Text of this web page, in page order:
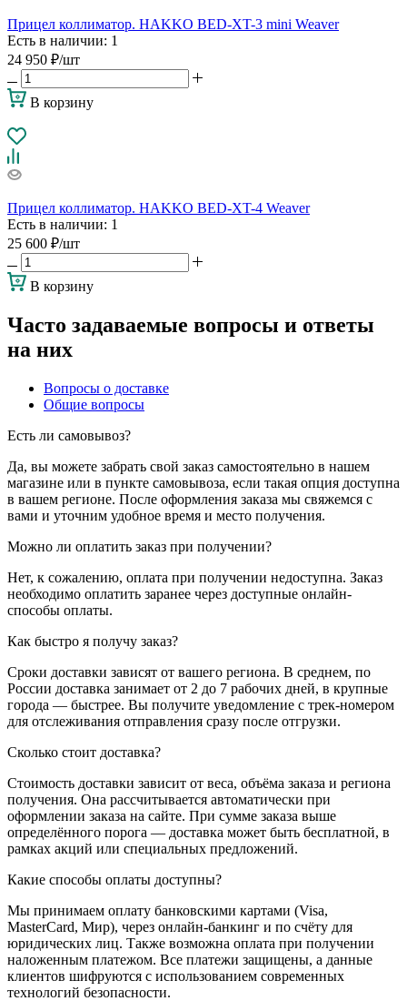
Прицел коллиматор. HAKKO BED-XT-3 mini Weaver
Есть в наличии: 1
24 950 ₽/шт
В корзину
Прицел коллиматор. HAKKO BED-XT-4 Weaver
Есть в наличии: 1
25 600 ₽/шт
В корзину
Часто задаваемые вопросы и ответы
на них
Вопросы о доставке
Общие вопросы
Есть ли самовывоз?
Да, вы можете забрать свой заказ самостоятельно в нашем
магазине или в пункте самовывоза, если такая опция доступна
в вашем регионе. После оформления заказа мы свяжемся с
вами и уточним удобное время и место получения.
Можно ли оплатить заказ при получении?
Нет, к сожалению, оплата при получении недоступна. Заказ
необходимо оплатить заранее через доступные онлайн-
способы оплаты.
Как быстро я получу заказ?
Сроки доставки зависят от вашего региона. В среднем, по
России доставка занимает от 2 до 7 рабочих дней, в крупные
города — быстрее. Вы получите уведомление с трек-номером
для отслеживания отправления сразу после отгрузки.
Сколько стоит доставка?
Стоимость доставки зависит от веса, объёма заказа и региона
получения. Она рассчитывается автоматически при
оформлении заказа на сайте. При сумме заказа выше
определённого порога — доставка может быть бесплатной, в
рамках акций или специальных предложений.
Какие способы оплаты доступны?
Мы принимаем оплату банковскими картами (Visa,
MasterCard, Мир), через онлайн-банкинг и по счёту для
юридических лиц. Также возможна оплата при получении
наложенным платежом. Все платежи защищены, а данные
клиентов шифруются с использованием современных
технологий безопасности.